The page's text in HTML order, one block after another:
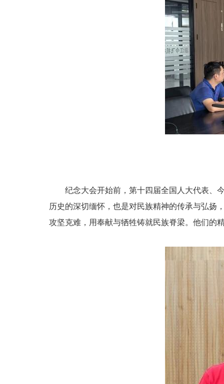
纪念大会开始前，第十四届全国人大代表、
历史的深切缅怀，也是对民族精神的传承与弘扬
攻坚克难，用奉献与牺牲铸就民族脊梁。他们的